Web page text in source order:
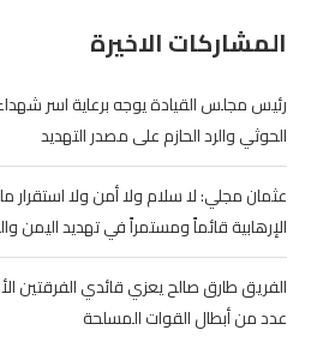
المشاركات الاخيرة
رئيس مجلس القيادة يوجه برعاية اسر
الحوثي والرد الحازم على مصدر التهديد
عثمان مجلي: لا سلام ولا أمن ولا استقرار
الإرهابية قائماً ومستمراً في تهديد اليمن
الفريق طارق صالح يعزي قائدي الفرقتين
عدد من أبطال القوات المسلحة